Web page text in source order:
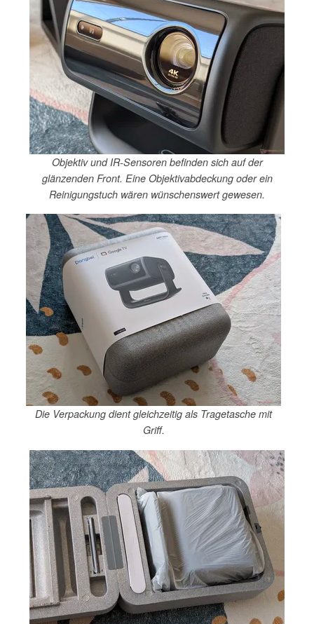
Objektiv und IR-Sensoren befinden sich auf der
glänzenden Front. Eine Objektivabdeckung oder ein
Reinigungstuch wären wünschenswert gewesen.
Die Verpackung dient gleichzeitig als Tragetasche mit
Griff.